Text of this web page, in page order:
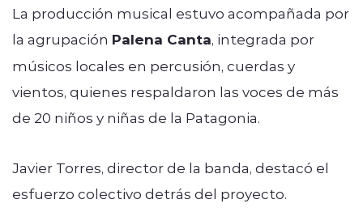
La producción musical estuvo acompañada por
la agrupación Palena Canta, integrada por
músicos locales en percusión, cuerdas y
vientos, quienes respaldaron las voces de más
de 20 niños y niñas de la Patagonia.
Javier Torres, director de la banda, destacó el
esfuerzo colectivo detrás del proyecto.